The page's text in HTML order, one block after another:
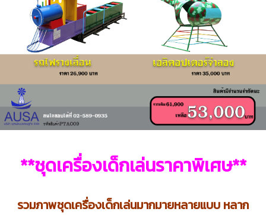
**ชุดเครื่องเด็กเล่นราคาพิเศษ**
รวมภาพชุดเครื่องเด็กเล่นมากมายหลายแบบ หลาก